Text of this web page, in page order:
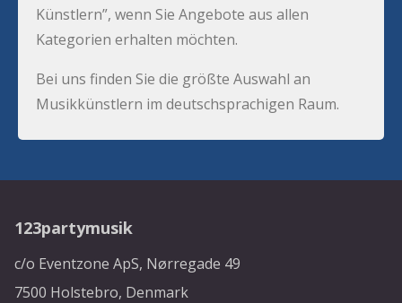
Künstlern”, wenn Sie Angebote aus allen
Kategorien erhalten möchten.
Bei uns finden Sie die größte Auswahl an
Musikkünstlern im deutschsprachigen Raum.
123partymusik
c/o Eventzone ApS, Nørregade 49
7500 Holstebro, Denmark